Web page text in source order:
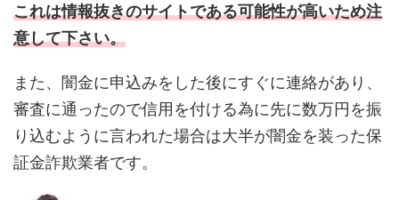
これは情報抜きのサイトである可能性が高いため注
意して下さい。
また、闇金に申込みをした後にすぐに連絡があり、
審査に通ったので信用を付ける為に先に数万円を振
り込むように言われた場合は大半が闇金を装った保
証金詐欺業者です。